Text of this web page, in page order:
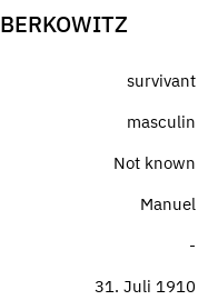
BERKOWITZ
survivant
masculin
Not known
Manuel
-
31. Juli 1910